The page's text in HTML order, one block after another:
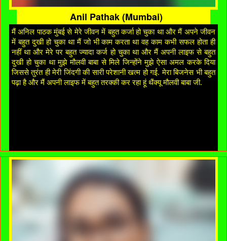
Anil Pathak (Mumbai)
मैं अनिल पाठक मुंबई से मेरे जीवन में बहुत कर्जा हो चुका था और मैं अपने जीवन
में बहुत दुखी हो चुका था मैं जो भी काम करता था वह काम कभी सफल होता ही
नहीं था और मेरे पर बहुत ज्यादा कर्ज हो चुका था और मैं अपनी लाइफ से बहुत
दुखी हो चुका था मुझे मौलवी बाबा से मिले जिन्होंने मुझे ऐसा अमल करके दिया
जिससे तुरंत ही मेरी जिंदगी की सारी परेशानी खत्म हो गई. मेरा बिजनेस भी बहुत
पढ़ा है और मैं अपनी लाइफ में बहुत तरक्की कर रहा हूं थैंक्यू मौलवी बाबा जी.